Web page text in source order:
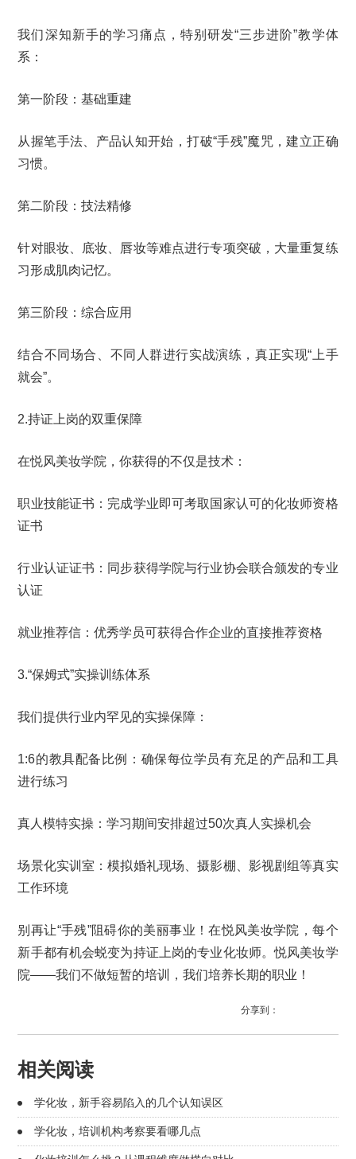
我们深知新手的学习痛点，特别研发“三步进阶”教学体
系：
第一阶段：基础重建
从握笔手法、产品认知开始，打破“手残”魔咒，建立正确
习惯。
第二阶段：技法精修
针对眼妆、底妆、唇妆等难点进行专项突破，大量重复练
习形成肌肉记忆。
第三阶段：综合应用
结合不同场合、不同人群进行实战演练，真正实现“上手
就会”。
2.持证上岗的双重保障
在悦风美妆学院，你获得的不仅是技术：
职业技能证书：完成学业即可考取国家认可的化妆师资格
证书
行业认证证书：同步获得学院与行业协会联合颁发的专业
认证
就业推荐信：优秀学员可获得合作企业的直接推荐资格
3.“保姆式”实操训练体系
我们提供行业内罕见的实操保障：
1:6的教具配备比例：确保每位学员有充足的产品和工具
进行练习
真人模特实操：学习期间安排超过50次真人实操机会
场景化实训室：模拟婚礼现场、摄影棚、影视剧组等真实
工作环境
别再让“手残”阻碍你的美丽事业！在悦风美妆学院，每个
新手都有机会蜕变为持证上岗的专业化妆师。悦风美妆学
院——我们不做短暂的培训，我们培养长期的职业！
分享到：
相关阅读
学化妆，新手容易陷入的几个认知误区
学化妆，培训机构考察要看哪几点